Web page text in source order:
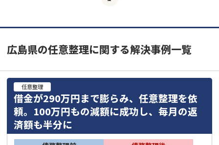
広島県の任意整理に関する解決事例一覧
任意整理
借金が290万円まで膨らみ、任意整理を依
頼。100万円もの減額に成功し、毎月の返
済額も半分に